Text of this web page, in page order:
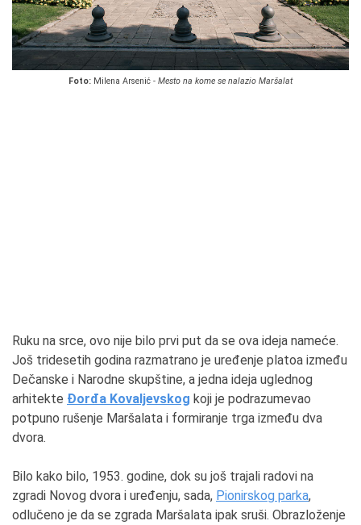
Foto: Milena Arsenić - Mesto na kome se nalazio Maršalat
Ruku na srce, ovo nije bilo prvi put da se ova ideja nameće.
Još tridesetih godina razmatrano je uređenje platoa između
Dečanske i Narodne skupštine, a jedna ideja uglednog
arhitekte Đorđa Kovaljevskog koji je podrazumevao
potpuno rušenje Maršalata i formiranje trga između dva
dvora.
Bilo kako bilo, 1953. godine, dok su još trajali radovi na
zgradi Novog dvora i uređenju, sada, Pionirskog parka,
odlučeno je da se zgrada Maršalata ipak sruši. Obrazloženje